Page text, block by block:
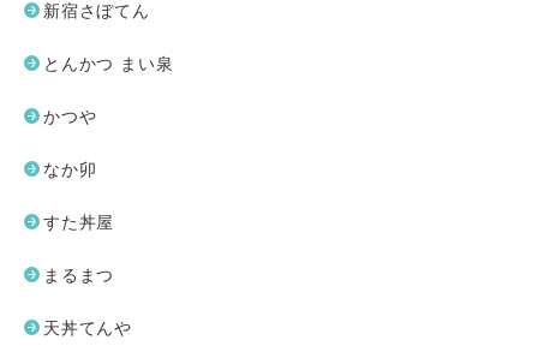
新宿さぼてん
とんかつ まい泉
かつや
なか卯
すた丼屋
まるまつ
天丼てんや